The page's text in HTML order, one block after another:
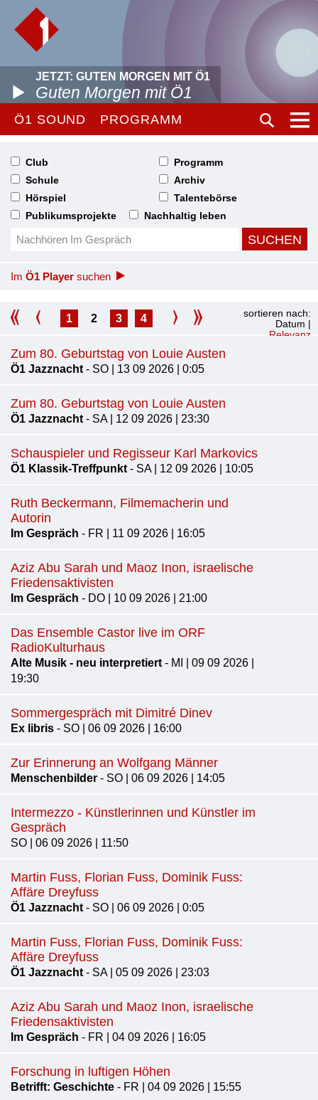
JETZT: GUTEN MORGEN MIT Ö1
Guten Morgen mit Ö1
Ö1 SOUND PROGRAMM
Club
Programm
Schule
Archiv
Hörspiel
Talentebörse
Publikumsprojekte
Nachhaltig leben
Im Ö1 Player suchen
1 2 3 4
sortieren nach:
Datum |
Relevanz
Zum 80. Geburtstag von Louie Austen
Ö1 Jazznacht - SO | 13 09 2026 | 0:05
Zum 80. Geburtstag von Louie Austen
Ö1 Jazznacht - SA | 12 09 2026 | 23:30
Schauspieler und Regisseur Karl Markovics
Ö1 Klassik-Treffpunkt - SA | 12 09 2026 | 10:05
Ruth Beckermann, Filmemacherin und
Autorin
Im Gespräch - FR | 11 09 2026 | 16:05
Aziz Abu Sarah und Maoz Inon, israelische
Friedensaktivisten
Im Gespräch - DO | 10 09 2026 | 21:00
Das Ensemble Castor live im ORF
RadioKulturhaus
Alte Musik - neu interpretiert - MI | 09 09 2026 |
19:30
Sommergespräch mit Dimitré Dinev
Ex libris - SO | 06 09 2026 | 16:00
Zur Erinnerung an Wolfgang Männer
Menschenbilder - SO | 06 09 2026 | 14:05
Intermezzo - Künstlerinnen und Künstler im
Gespräch
SO | 06 09 2026 | 11:50
Martin Fuss, Florian Fuss, Dominik Fuss:
Affäre Dreyfuss
Ö1 Jazznacht - SO | 06 09 2026 | 0:05
Martin Fuss, Florian Fuss, Dominik Fuss:
Affäre Dreyfuss
Ö1 Jazznacht - SA | 05 09 2026 | 23:03
Aziz Abu Sarah und Maoz Inon, israelische
Friedensaktivisten
Im Gespräch - FR | 04 09 2026 | 16:05
Forschung in luftigen Höhen
Betrifft: Geschichte - FR | 04 09 2026 | 15:55